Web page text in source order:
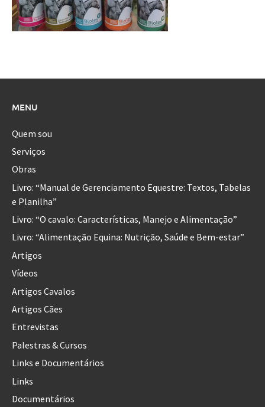
MENU
Quem sou
Serviços
Obras
Livro: “Manual de Gerenciamento Equestre: Textos, Tabelas
e Planilha”
Livro: “O cavalo: Características, Manejo e Alimentação”
Livro: “Alimentação Equina: Nutrição, Saúde e Bem-estar”
Artigos
Vídeos
Artigos Cavalos
Artigos Cães
Entrevistas
Palestras & Cursos
Links e Documentários
Links
Documentários